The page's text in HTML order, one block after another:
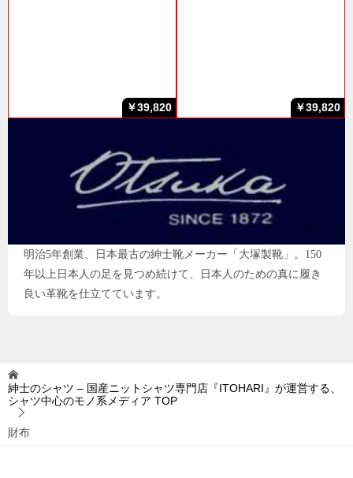
￥39,820 ￥39,820
明治5年創業、日本最古の紳士靴メーカー「大塚製靴」。150
年以上日本人の足を見つめ続けて、日本人のための真に履き
良い革靴を仕立てています。
紳士のシャツ – 国産ニットシャツ専門店『ITOHARI』が運営する、
シャツ中心のモノ系メディア TOP
財布